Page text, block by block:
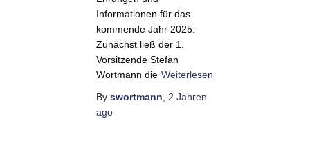
Informationen für das
kommende Jahr 2025.
Zunächst ließ der 1.
Vorsitzende Stefan
Wortmann die Weiterlesen
By swortmann
2 Jahren
ago